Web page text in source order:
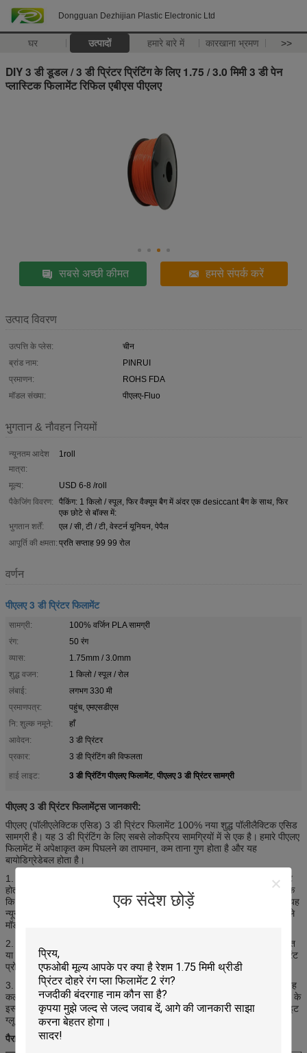
Dongguan Dezhijian Plastic Electronic Ltd
घर उत्पादों हमारे बारे में कारखाना भ्रमण >>
एक संदेश छोड़ें
DIY 3 डी डूडल / 3 डी प्रिंटर प्रिंटिंग के लिए 1.75 / 3.0 मिमी 3 डी पेन
प्लास्टिक फिलामेंट रिफिल एबीएस पीएलए
सबसे अच्छी कीमत हमसे संपर्क करें
उत्पाद विवरण
उत्पत्ति के प्लेस:
चीन
ब्रांड नाम:
PINRUI
प्रमाणन:
ROHS FDA
मॉडल संख्या:
पीएलए-Fluo
भुगतान & नौवहन नियमों
न्यूनतम आदेश
मात्रा:
1roll
मूल्य:
USD 6-8 /roll
पैकेजिंग विवरण:
पैकिंग: 1 किलो / स्पूल, फिर वैक्यूम बैग में अंदर एक desiccant बैग के साथ, फिर
एक छोटे से बॉक्स में:
भुगतान शर्तें:
एल / सी, टी / टी, वेस्टर्न यूनियन, पेपैल
आपूर्ति की क्षमता: प्रति सप्ताह 99 99 रोल
वर्णन
पीएलए 3 डी प्रिंटर फिलामेंट
सामग्री:
100% वर्जिन PLA सामग्री
रंग:
50 रंग
व्यास:
1.75mm / 3.0mm
शुद्ध वजन:
1 किलो / स्पूल / रोल
लंबाई:
लगभग 330 मी
प्रमाणपत्र:
पहुंच, एमएसडीएस
नि: शुल्क नमूने:
हाँ
आवेदन:
3 डी प्रिंटर
प्रकार:
3 डी प्रिंटिंग की विफलता
हाई लाइट:
3 डी प्रिंटिंग पीएलए फिलामेंट, पीएलए 3 डी प्रिंटर सामग्री
पीएलए 3 डी प्रिंटर फिलामेंट्स जानकारी:
पीएलए (पॉलीएलेक्टिक एसिड) 3 डी प्रिंटर फिलामेंट 100% नया शुद्ध पॉलीलैक्टिक एसिड
सामग्री है। यह 3 डी प्रिंटिंग के लिए सबसे लोकप्रिय सामग्रियों में से एक है। हमारे पीएलए
फिलामेंट में अपेक्षाकृत कम पिघलने का तापमान, कम ताना गुण होता है और यह
बायोडिग्रेडेबल होता है।
1. एलपीए रेशा में कम पिघलने बिंदु होता है और अन्य सामग्रियों की तुलना में आसान प्रिंट
होता है।
सबसे महत्वपूर्ण विशेषताओं में से एक यह है कि पीएलए गैर विषैले है, और यहां तक ​​
कि छपाई करते समय एक मीठी गंध है। पीएलए फिलामेंट में कम संकोचन दर होती है और यह
न्यूनतम फ्लेक्स के साथ बहुत कठोर होता है।
यह सामग्री अत्यधिक उच्च रिज़ॉल्यूशन वाले
मॉडल को प्रिंट कर सकती है और कई प्रकार के उपयोगों के लिए एकदम सही है।
2. PLA फिलामेंटिस को ABS से अधिक मजबूत माना जाता है लेकिन फ्लेक्सिंग, प्रभावित
या टॉर्सिअल लोड के अधीन होने पर क्रैकिंग के लिए अतिसंवेदनशील होता है, इसलिए प्रिंट
प्रोजेक्ट की यांत्रिक आवश्यकताओं का मूल्यांकन किया जाना चाहिए।
3. PLA फिलामेंट में जीवंत रंगों और अपारदर्शिता की एक विशाल श्रृंखला होती है, चाहे वह
कलात्मक हो या उपयोगी, 3 डी प्रिंटिंग के लिए एक महान सामग्री है।
PLA को हीट बीड के
इस्तेमाल के बिना प्रिंट किया जा सकता है, और कर्ल फ्री प्रिंट के लिए हेयरस्ट्रे या व्हाइट
ग्लू जैसे बाइंडर के साथ ग्लास या पीसीबी प्लेट पर चिपका सकते हैं।
पैरामीटर